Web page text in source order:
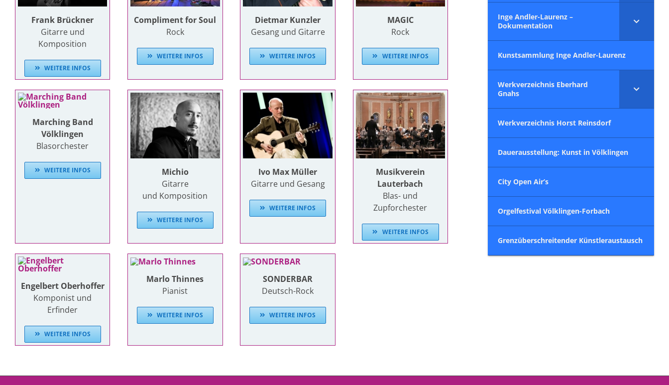
Frank Brückner
Gitarre und
Komposition
WEITERE INFOS
Compliment for Soul
Rock
WEITERE INFOS
Dietmar Kunzler
Gesang und Gitarre
WEITERE INFOS
MAGIC
Rock
WEITERE INFOS
Marching Band
Völklingen
Blasorchester
WEITERE INFOS
Michio
Gitarre
und Komposition
WEITERE INFOS
Ivo Max Müller
Gitarre und Gesang
WEITERE INFOS
Musikverein
Lauterbach
Blas- und
Zupforchester
WEITERE INFOS
Engelbert Oberhoffer
Komponist und
Erfinder
WEITERE INFOS
Marlo Thinnes
Pianist
WEITERE INFOS
SONDERBAR
Deutsch-Rock
WEITERE INFOS
Inge Andler-Laurenz –
Dokumentation
Kunstsammlung Inge Andler-Laurenz
Werkverzeichnis Eberhard
Gnahs
Werkverzeichnis Horst Reinsdorf
Dauerausstellung: Kunst in Völklingen
City Open Air’s
Orgelfestival Völklingen-Forbach
Grenzüberschreitender Künstleraustausch